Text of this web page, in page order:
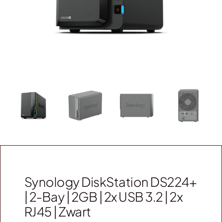
Synology DiskStation DS224+
| 2-Bay | 2GB | 2x USB 3.2 | 2x
RJ45 | Zwart